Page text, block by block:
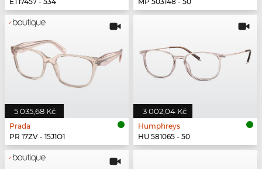
5 035,68 Kč
Prada
PR 17ZV - 15J1O1
3 002,04 Kč
Humphreys
HU 581065 - 50